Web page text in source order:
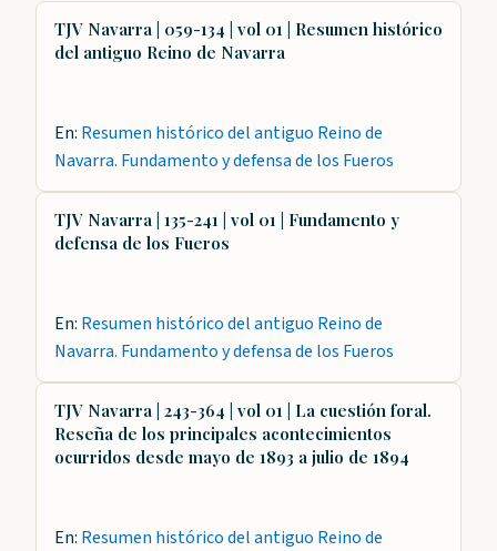
TJV Navarra | 059-134 | vol 01 | Resumen histórico
del antiguo Reino de Navarra
En: Resumen histórico del antiguo Reino de
Navarra. Fundamento y defensa de los Fueros
TJV Navarra | 135-241 | vol 01 | Fundamento y
defensa de los Fueros
En: Resumen histórico del antiguo Reino de
Navarra. Fundamento y defensa de los Fueros
TJV Navarra | 243-364 | vol 01 | La cuestión foral.
Reseña de los principales acontecimientos
ocurridos desde mayo de 1893 a julio de 1894
En: Resumen histórico del antiguo Reino de